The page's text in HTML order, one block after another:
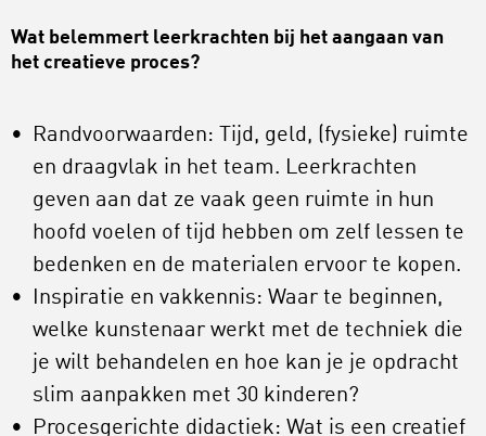
Wat belemmert leerkrachten bij het aangaan van
het creatieve proces?
Randvoorwaarden: Tijd, geld, (fysieke) ruimte
en draagvlak in het team. Leerkrachten
geven aan dat ze vaak geen ruimte in hun
hoofd voelen of tijd hebben om zelf lessen te
bedenken en de materialen ervoor te kopen.
Inspiratie en vakkennis: Waar te beginnen,
welke kunstenaar werkt met de techniek die
je wilt behandelen en hoe kan je je opdracht
slim aanpakken met 30 kinderen?
Procesgerichte didactiek: Wat is een creatief